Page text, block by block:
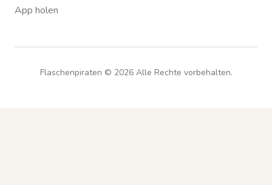
App holen
Flaschenpiraten © 2026Alle Rechte vorbehalten.